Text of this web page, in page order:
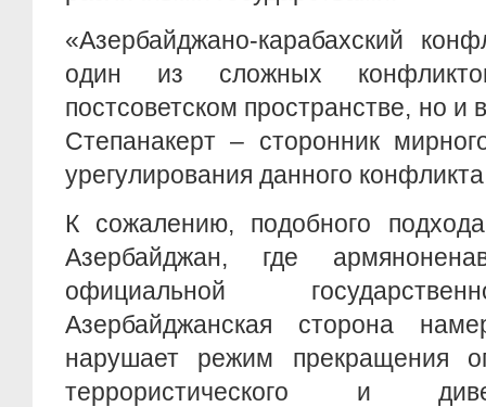
«Азербайджано-карабахский
один из сложных
постсоветском пространстве, но
Степанакерт – сторонник
урегулирования данного
К сожалению, подобного
Азербайджан, где
официальной
Азербайджанская сторона
нарушает режим прекращения
террористического и